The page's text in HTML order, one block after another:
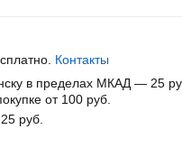
Контакты
в пределах МКАД — 25
от 100 руб.
руб